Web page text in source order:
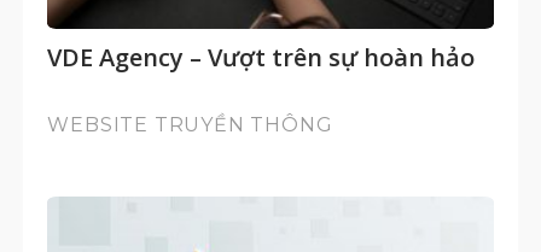
WEBSITE TRUYỀN THÔNG
VDE Agency – Vượt trên sự hoàn hảo